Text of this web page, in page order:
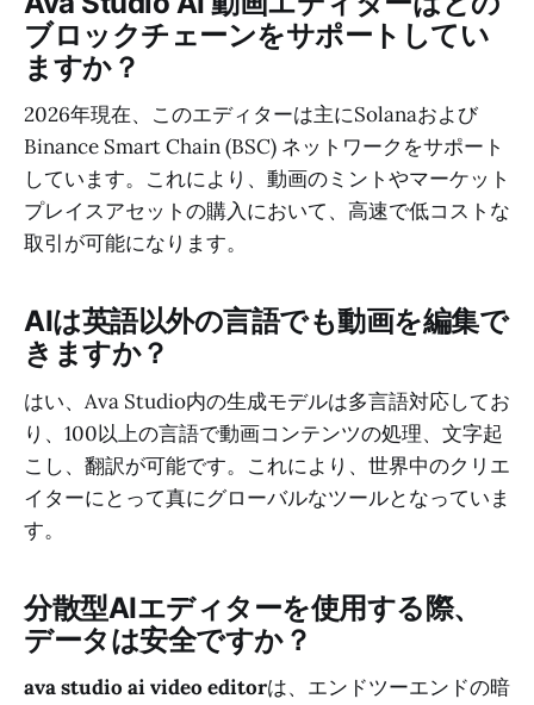
ブロックチェーンをサポートしてい
ますか？
2026年現在、このエディターは主にSolanaおよび
Binance Smart Chain (BSC) ネットワークをサポート
しています。これにより、動画のミントやマーケット
プレイスアセットの購入において、高速で低コストな
取引が可能になります。
AIは英語以外の言語でも動画を編集で
きますか？
はい、Ava Studio内の生成モデルは多言語対応してお
り、100以上の言語で動画コンテンツの処理、文字起
こし、翻訳が可能です。これにより、世界中のクリエ
イターにとって真にグローバルなツールとなっていま
す。
分散型AIエディターを使用する際、
データは安全ですか？
ava studio ai video editorは、エンドツーエンドの暗